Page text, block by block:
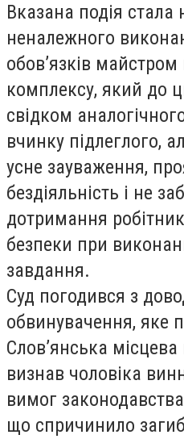
Вказана подія стала
неналежного
обов’язків майстром
комплексу, який до
свідком
вчинку підлеглого,
усне зауваження,
бездіяльність і не
дотримання
безпеки при
завдання.
Суд погодився з
обвинувачення, яке
Слов’янська місцева
визнав чоловіка
вимог
що спричинило